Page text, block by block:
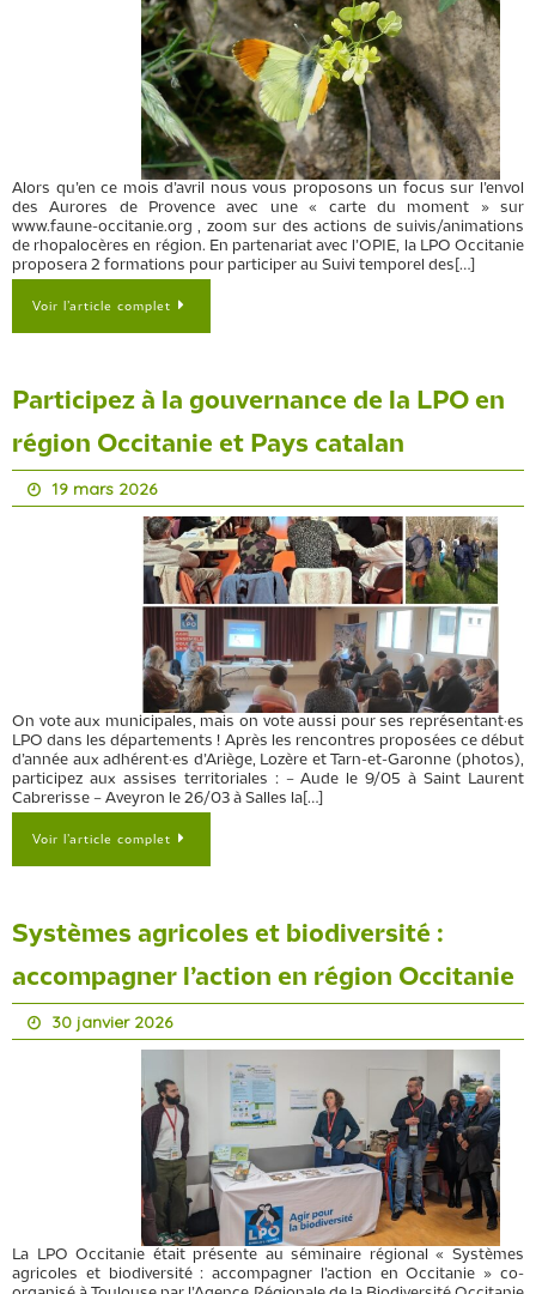
Alors qu’en ce mois d’avril nous vous proposons un focus sur l’envol
des Aurores de Provence avec une « carte du moment » sur
www.faune-occitanie.org , zoom sur des actions de suivis/animations
de rhopalocères en région. En partenariat avec l’OPIE, la LPO Occitanie
proposera 2 formations pour participer au Suivi temporel des[…]
Voir l’article complet
Participez à la gouvernance de la LPO en
région Occitanie et Pays catalan
19 mars 2026
On vote aux municipales, mais on vote aussi pour ses représentant·es
LPO dans les départements ! Après les rencontres proposées ce début
d’année aux adhérent·es d’Ariège, Lozère et Tarn-et-Garonne (photos),
participez aux assises territoriales : – Aude le 9/05 à Saint Laurent
Cabrerisse – Aveyron le 26/03 à Salles la[…]
Voir l’article complet
Systèmes agricoles et biodiversité :
accompagner l’action en région Occitanie
30 janvier 2026
La LPO Occitanie était présente au séminaire régional « Systèmes
agricoles et biodiversité : accompagner l’action en Occitanie » co-